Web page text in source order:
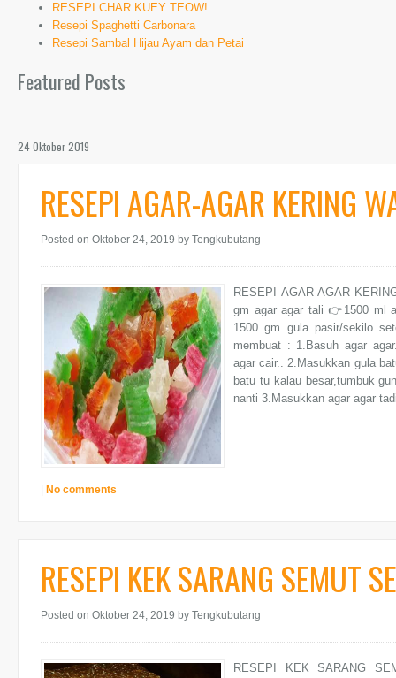
RESEPI CHAR KUEY TEOW!
Resepi Spaghetti Carbonara
Resepi Sambal Hijau Ayam dan Petai
Featured Posts
24 Oktober 2019
RESEPI AGAR-AGAR KERING
Posted on Oktober 24, 2019 by Tengkubutang
RESEPI AGAR-AGAR
gm agar agar tali 👉1500 ml
1500 gm gula pasir/sekilo
membuat : 1.Basuh agar
agar cair.. 2.Masukkan gula
batu tu kalau besar,tumbuk
nanti 3.Masukkan agar agar
No comments
RESEPI KEK SARANG SEMUT
Posted on Oktober 24, 2019 by Tengkubutang
RESEPI KEK SARANG